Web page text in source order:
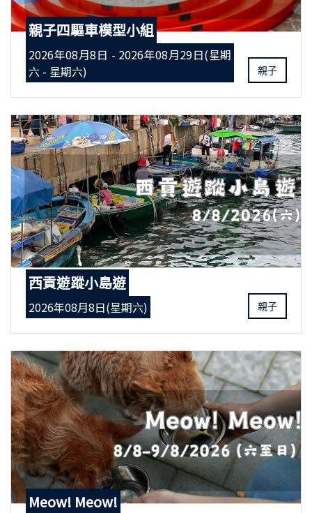
親子四驅車模型小組
2026年08月8日 - 2026年08月29日(星期
六 - 星期六)
親子
西貢遊蹤小島遊
2026年08月8日(星期六) 親子
Meow! Meow!